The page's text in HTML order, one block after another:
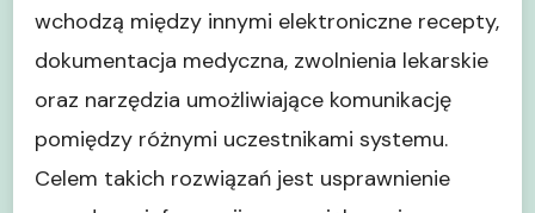
wchodzą między innymi elektroniczne recepty,
dokumentacja medyczna, zwolnienia lekarskie
oraz narzędzia umożliwiające komunikację
pomiędzy różnymi uczestnikami systemu.
Celem takich rozwiązań jest usprawnienie